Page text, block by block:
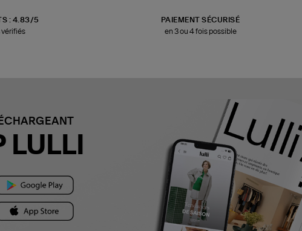
: 4.83/5
vérifiés
PAIEMENT SÉCURISÉ
en 3 ou 4 fois possible
LULLI